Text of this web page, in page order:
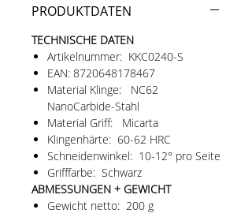
Der renommierte Messermacher ist
wenn es um das präzise Ausdünnen
von Messern geht – so sehr, dass sich
dafür sogar der Begriff „Schanzen“
etabliert hat.
Das Ergebnis kann sich sehen und vor
allem fühlen lassen: Messer, die in
puncto Schärfe und Schneidfreude
zur absoluten Spitzenklasse gehören.
Auf Null geschliffen – für maximale
Schneidfreude
PRODUKTDATEN
TECHNISCHE DATEN
Artikelnummer: KKC0240-S
EAN: 8720648178467
Material Klinge: NC62
NanoCarbide-Stahl
Material Griff: Micarta
Klingenhärte: 60-62 HRC
Schneidenwinkel: 10-12° pro Seite
Grifffarbe: Schwarz
ABMESSUNGEN + GEWICHT
Gewicht netto: 200 g